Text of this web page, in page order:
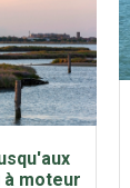
à moteur